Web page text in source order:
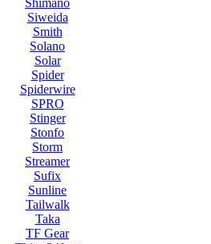
Shimano
Siweida
Smith
Solano
Solar
Spider
Spiderwire
SPRO
Stinger
Stonfo
Storm
Streamer
Sufix
Sunline
Tailwalk
Taka
TF Gear